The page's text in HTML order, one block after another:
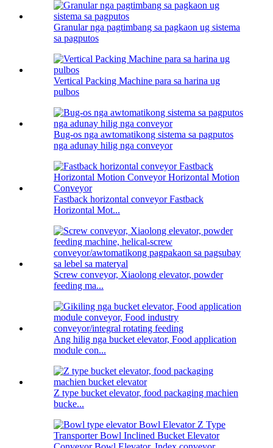
Granular nga pagtimbang sa pagkaon ug sistema
sa pagputos
Vertical Packing Machine para sa harina ug
pulbos
Bug-os nga awtomatikong sistema sa pagputos
nga adunay hilig nga conveyor
Fastback horizontal conveyor Fastback
Horizontal Mot...
Screw conveyor, Xiaolong elevator, powder
feeding ma...
Ang hilig nga bucket elevator, Food application
module con...
Z type bucket elevator, food packaging machien
bucke...